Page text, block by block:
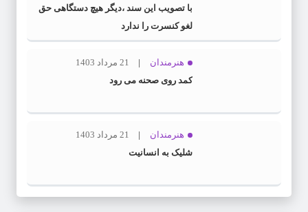
با تصویب این سند ،دیگر هیچ دستگاهی حق
لغو کنسرت را ندارد
هنرمندان
21 مرداد 1403
کمد روی صحنه می رود
هنرمندان
21 مرداد 1403
شلیک به انسانیت